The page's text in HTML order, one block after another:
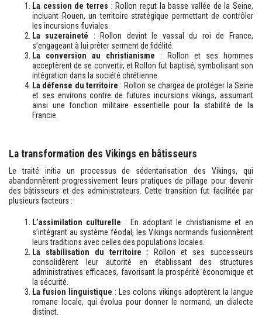
La cession de terres : Rollon reçut la basse vallée de la Seine,
incluant Rouen, un territoire stratégique permettant de contrôler
les incursions fluviales.
La suzeraineté : Rollon devint le vassal du roi de France,
s’engageant à lui prêter serment de fidélité.
La conversion au christianisme : Rollon et ses hommes
acceptèrent de se convertir, et Rollon fut baptisé, symbolisant son
intégration dans la société chrétienne.
La défense du territoire : Rollon se chargea de protéger la Seine
et ses environs contre de futures incursions vikings, assumant
ainsi une fonction militaire essentielle pour la stabilité de la
Francie.
La transformation des Vikings en bâtisseurs
Le traité initia un processus de sédentarisation des Vikings, qui
abandonnèrent progressivement leurs pratiques de pillage pour devenir
des bâtisseurs et des administrateurs. Cette transition fut facilitée par
plusieurs facteurs :
L’assimilation culturelle : En adoptant le christianisme et en
s’intégrant au système féodal, les Vikings normands fusionnèrent
leurs traditions avec celles des populations locales.
La stabilisation du territoire : Rollon et ses successeurs
consolidèrent leur autorité en établissant des structures
administratives efficaces, favorisant la prospérité économique et
la sécurité.
La fusion linguistique : Les colons vikings adoptèrent la langue
romane locale, qui évolua pour donner le normand, un dialecte
distinct.